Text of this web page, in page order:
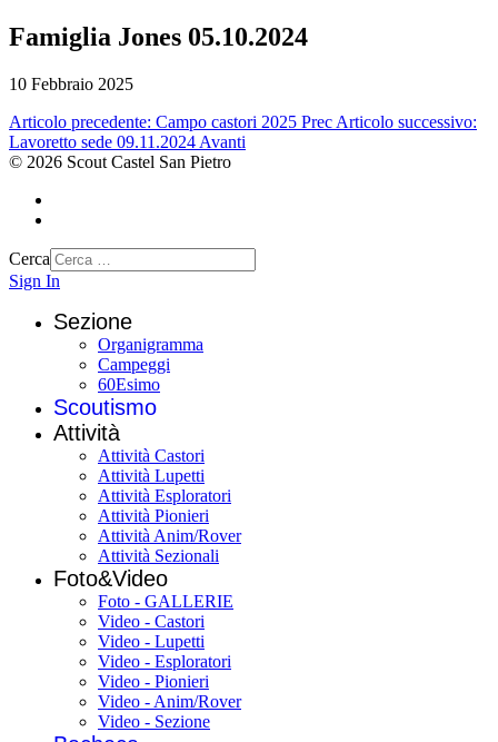
Famiglia Jones 05.10.2024
10 Febbraio 2025
Articolo precedente: Campo castori 2025 Prec Articolo successivo:
Lavoretto sede 09.11.2024 Avanti
© 2026 Scout Castel San Pietro
Cerca
Sign In
Sezione
Organigramma
Campeggi
60Esimo
Scoutismo
Attività
Attività Castori
Attività Lupetti
Attività Esploratori
Attività Pionieri
Attività Anim/Rover
Attività Sezionali
Foto&Video
Foto - GALLERIE
Video - Castori
Video - Lupetti
Video - Esploratori
Video - Pionieri
Video - Anim/Rover
Video - Sezione